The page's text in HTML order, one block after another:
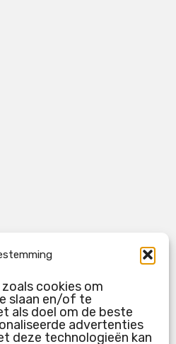
cookies om
slaan en/of te
als doel om de beste
advertenties
deze technologieën kan